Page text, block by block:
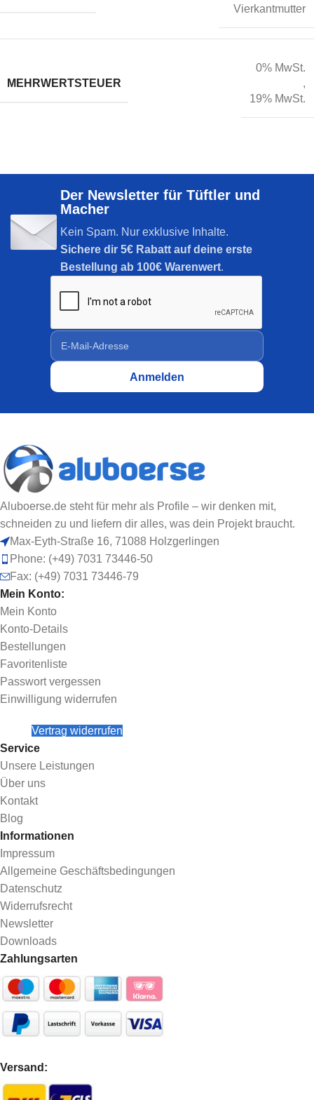
Vierkantmutter
MEHRWERTSTEUER
0% MwSt.
,
19% MwSt.
Der Newsletter für Tüftler und
Macher
Kein Spam. Nur exklusive Inhalte.
Sichere dir 5€ Rabatt auf deine erste
Bestellung ab 100€ Warenwert.
Aluboerse.de steht für mehr als Profile – wir denken mit,
schneiden zu und liefern dir alles, was dein Projekt braucht.
Max-Eyth-Straße 16, 71088 Holzgerlingen
Phone: (+49) 7031 73446-50
Fax: (+49) 7031 73446-79
Mein Konto:
Mein Konto
Konto-Details
Bestellungen
Favoritenliste
Passwort vergessen
Einwilligung widerrufen
Vertrag widerrufen
Service
Unsere Leistungen
Über uns
Kontakt
Blog
Informationen
Impressum
Allgemeine Geschäftsbedingungen
Datenschutz
Widerrufsrecht
Newsletter
Downloads
Zahlungsarten
Versand: